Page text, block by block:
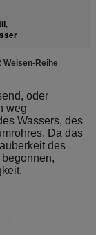
,
Reihe
oder
weg
Wassers, des
Da das
des